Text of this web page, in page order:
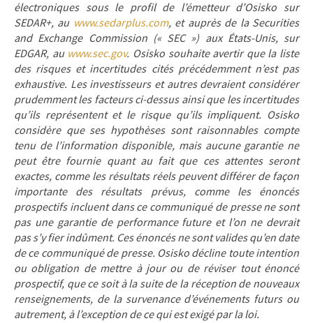
électroniques sous le profil de l’émetteur d’Osisko sur
SEDAR+, au www.sedarplus.com, et auprès de la Securities
and Exchange Commission (« SEC ») aux États-Unis, sur
EDGAR, au www.sec.gov. Osisko souhaite avertir que la liste
des risques et incertitudes cités précédemment n’est pas
exhaustive. Les investisseurs et autres devraient considérer
prudemment les facteurs ci-dessus ainsi que les incertitudes
qu’ils représentent et le risque qu’ils impliquent. Osisko
considère que ses hypothèses sont raisonnables compte
tenu de l’information disponible, mais aucune garantie ne
peut être fournie quant au fait que ces attentes seront
exactes, comme les résultats réels peuvent différer de façon
importante des résultats prévus, comme les énoncés
prospectifs incluent dans ce communiqué de presse ne sont
pas une garantie de performance future et l’on ne devrait
pas s’y fier indûment. Ces énoncés ne sont valides qu’en date
de ce communiqué de presse. Osisko décline toute intention
ou obligation de mettre à jour ou de réviser tout énoncé
prospectif, que ce soit à la suite de la réception de nouveaux
renseignements, de la survenance d’événements futurs ou
autrement, à l’exception de ce qui est exigé par la loi.